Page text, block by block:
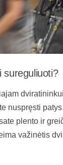
sureguliuoti?
nuspręsti
plento ir
važinėtis